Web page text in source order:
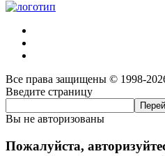
Все права защищены © 1998-
Введите страницу
Вы не авторизованы
Пожалуйста,